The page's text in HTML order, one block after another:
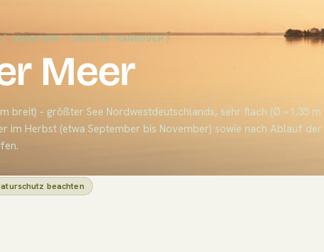
WUNSTORF (REGION HANNOVER)
Meer
breit) - größter See Nordwestdeutschlands, sehr flach (Ø ~1,35
im Herbst (etwa September bis November) sowie nach Ablauf
beachten